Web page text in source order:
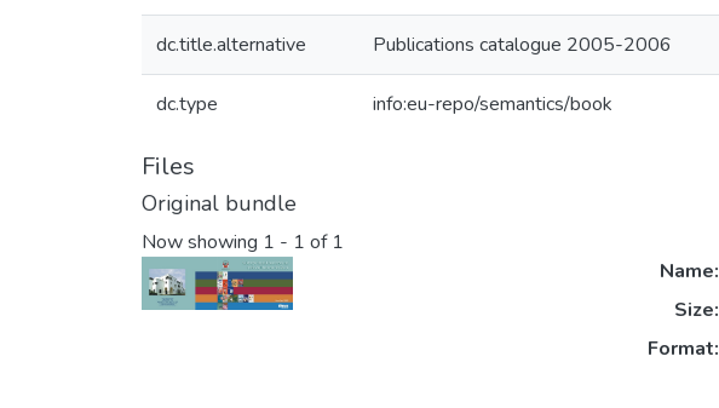
dc.title.alternative Publications catalogue 2005-2006
dc.type info:eu-repo/semantics/book
Files
Original bundle
Now showing 1 - 1 of 1
Name:
Size:
Format: